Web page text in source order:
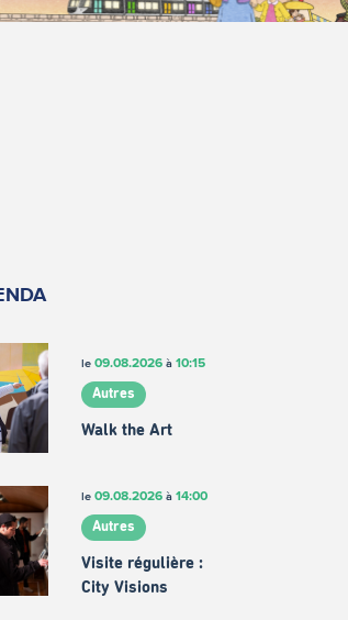
le09.08.2026 à10:15
Autres
Walk the Art
le09.08.2026 à14:00
Autres
Visite régulière :
City Visions